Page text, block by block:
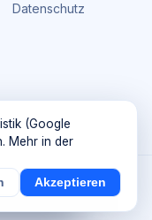
Datenschutz
(ODbL)
Sichern ×
(Google
Mehr in der
Akzeptieren